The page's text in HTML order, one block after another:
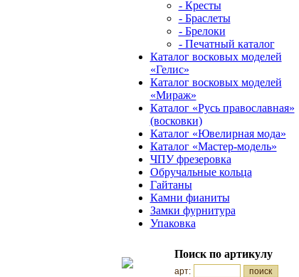
- Кресты
- Браслеты
- Брелоки
- Печатный каталог
Каталог восковых моделей
«Гелис»
Каталог восковых моделей
«Мираж»
Каталог «Русь православная»
(восковки)
Каталог «Ювелирная мода»
Каталог «Мастер-модель»
ЧПУ фрезеровка
Обручальные кольца
Гайтаны
Камни фианиты
Замки фурнитура
Упаковка
Поиск по артикулу
арт: